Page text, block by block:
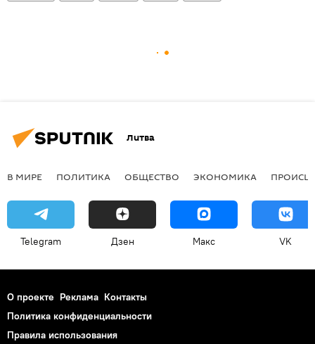
Литва
В МИРЕ ПОЛИТИКА ОБЩЕСТВО ЭКОНОМИКА
Telegram Дзен Макс VK
О проекте Реклама Контакты
Политика конфиденциальности
Правила использования